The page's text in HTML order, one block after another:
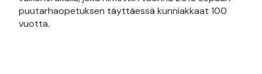
puutarhaopetuksen täyttäessä kunniakkaat 100
vuotta.